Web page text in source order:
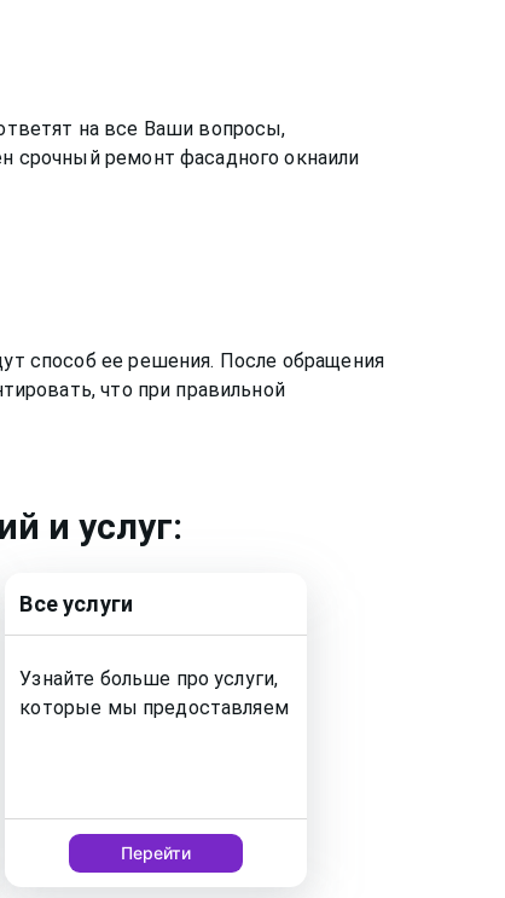
на все Ваши вопросы,
срочный ремонт фасадного окнаили
способ ее решения. После обращения
что при правильной
и услуг:
Все услуги
Узнайте больше про услуги,
которые мы предоставляем
Перейти